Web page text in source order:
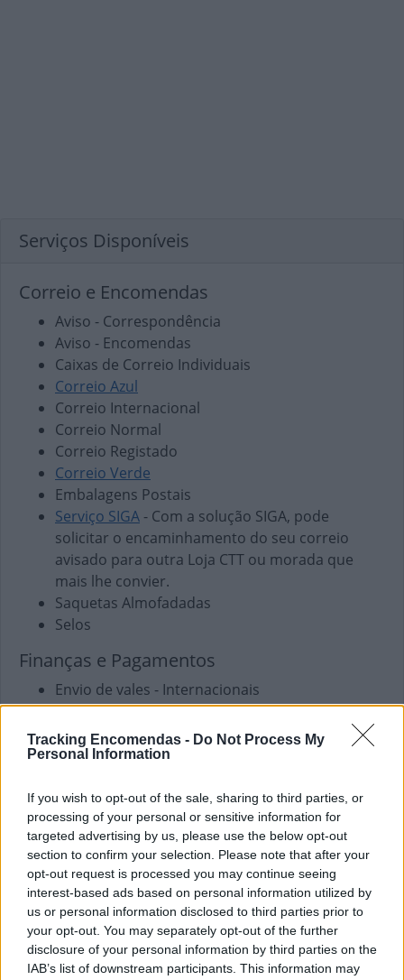
Tracking Encomendas - Do Not Process My
Personal Information
If you wish to opt-out of the sale, sharing to third parties, or
processing of your personal or sensitive information for
targeted advertising by us, please use the below opt-out
section to confirm your selection. Please note that after your
opt-out request is processed you may continue seeing
interest-based ads based on personal information utilized by
us or personal information disclosed to third parties prior to
your opt-out. You may separately opt-out of the further
disclosure of your personal information by third parties on the
IAB’s list of downstream participants. This information may
Serviços Disponíveis
Correio e Encomendas
Aviso - Correspondência
Aviso - Encomendas
Caixas de Correio Individuais
Correio Azul
Correio Internacional
Correio Normal
Correio Registado
Correio Verde
Embalagens Postais
Serviço SIGA - Com a solução SIGA, pode
solicitar o encaminhamento do seu correio
avisado para outra Loja CTT ou morada que
mais lhe convier.
Saquetas Almofadadas
Selos
Finanças e Pagamentos
Envio de vales - Internacionais
Envio de vales - Nacionais
Pagamento de Faturas
Pagamento de Portagens
Outros Serviços
Carregamento de Telemóveis